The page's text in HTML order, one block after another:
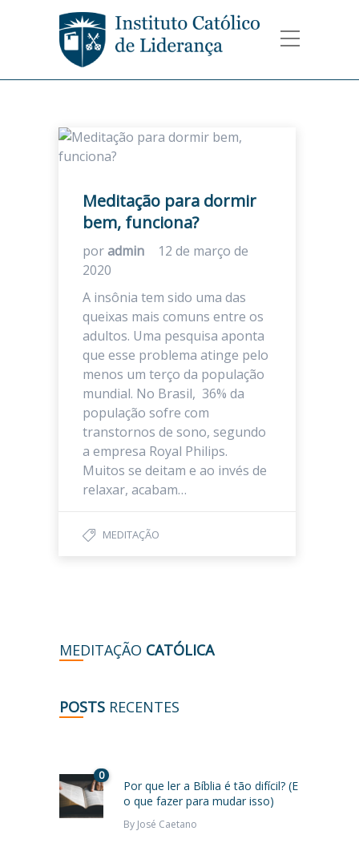
Meditação para dormir
bem, funciona?
poradmin
12 de março de
2020
A insônia tem sido uma das
queixas mais comuns entre os
adultos. Uma pesquisa aponta
que esse problema atinge pelo
menos um terço da população
mundial. No Brasil, 36% da
população sofre com
transtornos de sono, segundo
a empresa Royal Philips.
Muitos se deitam e ao invés de
relaxar, acabam…
MEDITAÇÃO
MEDITAÇÃO CATÓLICA
POSTS RECENTES
0
Por que ler a Bíblia é tão difícil? (E
o que fazer para mudar isso)
By José Caetano